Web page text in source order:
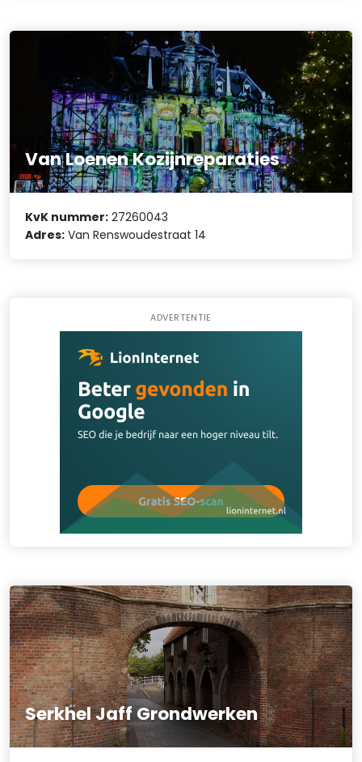
Van Loenen Kozijnreparaties
KvK nummer: 27260043
Adres: Van Renswoudestraat 14
ADVERTENTIE
Serkhel Jaff Grondwerken